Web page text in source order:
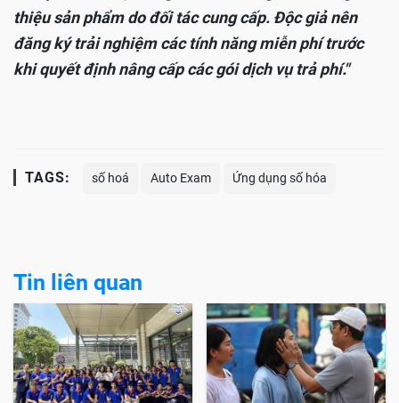
thiệu sản phẩm do đối tác cung cấp. Độc giả nên
đăng ký trải nghiệm các tính năng miễn phí trước
khi quyết định nâng cấp các gói dịch vụ trả phí."
TAGS: số hoá Auto Exam Ứng dụng số hóa
Tin liên quan